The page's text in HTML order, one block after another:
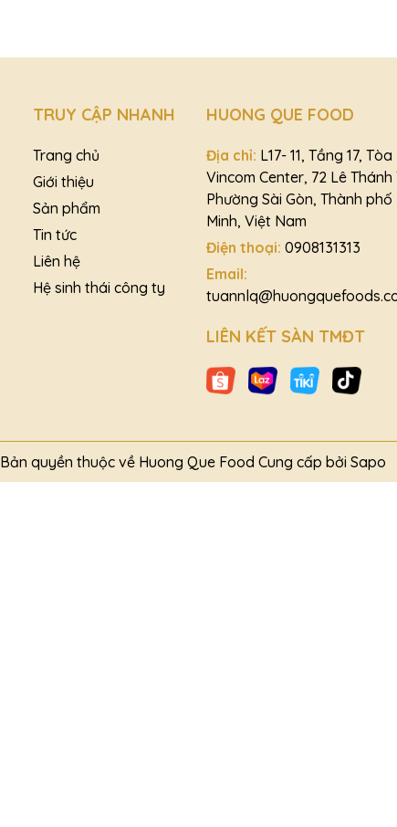
TRUY CẬP NHANH
Trang chủ
Giới thiệu
Sản phẩm
Tin tức
Liên hệ
Hệ sinh thái công ty
HUONG QUE FOOD
Địa chỉ: L17- 11, Tầng 17,
Vincom Center, 72 Lê Thánh
Phường Sài Gòn, Thành phố
Minh, Việt Nam
Điện thoại: 0908131313
Email:
LIÊN KẾT SÀN TMĐT
Bản quyền thuộc về Huong Que Food Cung cấp bởi Sapo